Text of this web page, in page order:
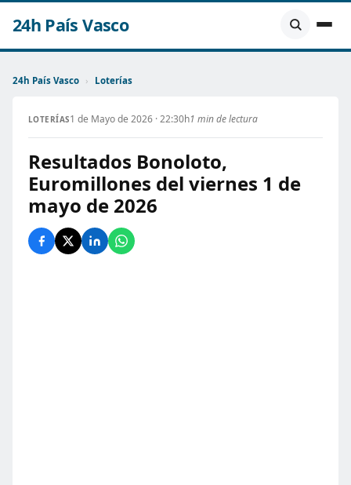
24h País Vasco
24h País Vasco › Loterías
LOTERÍAS1 de Mayo de 2026 · 22:30h1 min de lectura
Resultados Bonoloto,
Euromillones del viernes 1 de
mayo de 2026